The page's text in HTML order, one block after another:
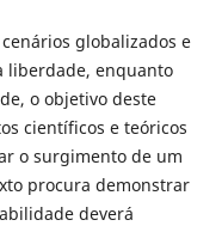
globalizados e
liberdade, enquanto
o objetivo deste
científicos e teóricos
o surgimento de um
procura demonstrar
deverá